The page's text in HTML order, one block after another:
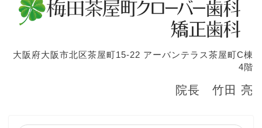
大阪府大阪市北区茶屋町15-22 アーバンテラス茶屋町C棟
4階
院長 竹田 亮